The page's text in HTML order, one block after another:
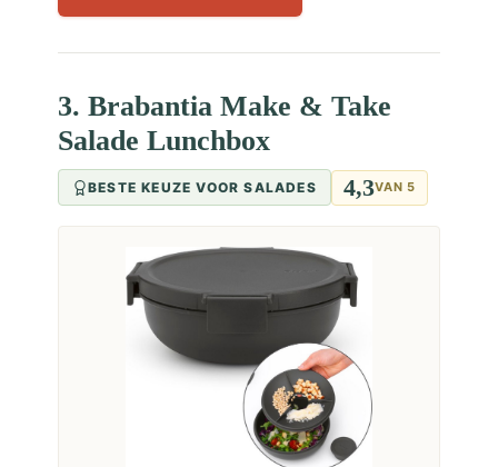
3. Brabantia Make & Take
Salade Lunchbox
BESTE KEUZE VOOR SALADES 4,3VAN 5